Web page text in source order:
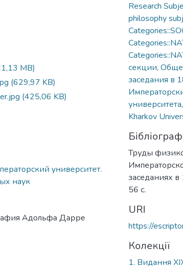
MB)
(629,97 KB)
(425,06 KB)
университет.
наук
Адольфа Дарре
Research
philosophy
секции,
заседания в
университета,
Kharkov
Труды
заседаниях
56 с.
URI
https://
Колекції
1. Видання